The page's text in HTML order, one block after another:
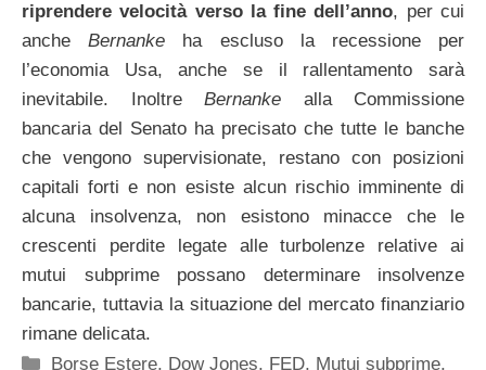
riprendere velocità verso la fine dell’anno, per cui
ancheBernanke ha escluso la recessione per
l’economia Usa, anche se il rallentamento sarà
inevitabile. Inoltre Bernanke alla Commissione
bancaria del Senato ha precisato che tutte le banche
che vengono supervisionate, restano con posizioni
capitali forti e non esiste alcun rischio imminente di
alcuna insolvenza, non esistono minacce che le
crescenti perdite legate alle turbolenze relative ai
mutui subprime possano determinare insolvenze
bancarie, tuttavia la situazione del mercato finanziario
rimane delicata.
Categorie
Borse Estere, Dow Jones, FED, Mutui subprime,